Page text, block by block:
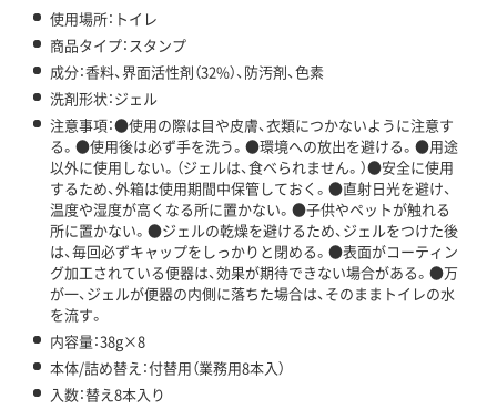
使用場所：トイレ
商品タイプ：スタンプ
成分：香料、界面活性剤（32%）、防汚剤、色素
洗剤形状：ジェル
注意事項：●使用の際は目や皮膚、衣類につかないように注意す
る。●使用後は必ず手を洗う。●環境への放出を避ける。●用途
以外に使用しない。（ジェルは、食べられません。）●安全に使用
するため、外箱は使用期間中保管しておく。●直射日光を避け、
温度や湿度が高くなる所に置かない。●子供やペットが触れる
所に置かない。●ジェルの乾燥を避けるため、ジェルをつけた後
は、毎回必ずキャップをしっかりと閉める。●表面がコーティン
グ加工されている便器は、効果が期待できない場合がある。●万
が一、ジェルが便器の内側に落ちた場合は、そのままトイレの水
を流す。
内容量：38g×8
本体/詰め替え：付替用（業務用8本入）
入数：替え8本入り